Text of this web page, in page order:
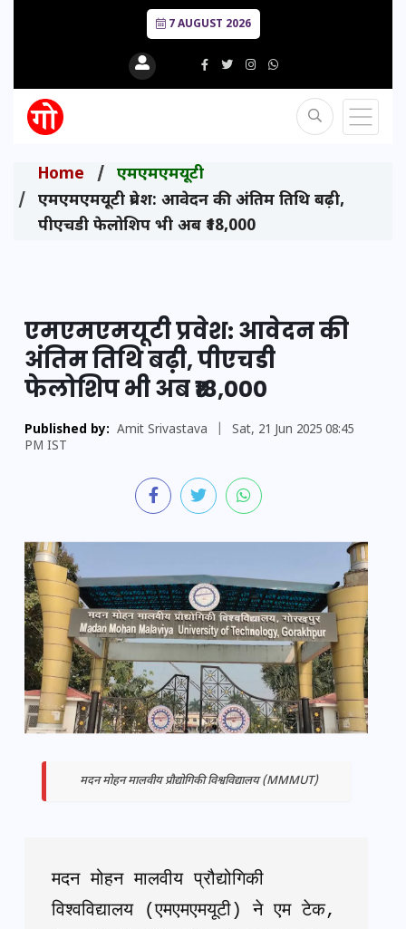
7 AUGUST 2026
Home
एमएमएमयूटी
एमएमएमयूटी प्रवेश: आवेदन की अंतिम तिथि बढ़ी,
पीएचडी फेलोशिप भी अब ₹18,000
एमएमएमयूटी प्रवेश: आवेदन की
अंतिम तिथि बढ़ी, पीएचडी
फेलोशिप भी अब ₹18,000
Published by: Amit Srivastava
Sat, 21 Jun 2025 08:45
PM IST
मदन मोहन मालवीय प्रौद्योगिकी विश्वविद्यालय (MMMUT)
मदन मोहन मालवीय प्रौद्योगिकी
विश्वविद्यालय (एमएमएमयूटी) ने एम टेक,